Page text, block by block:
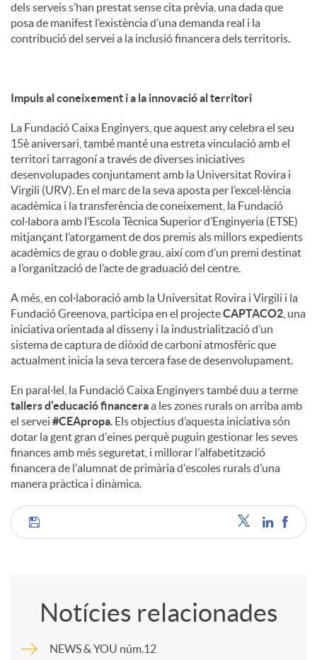
dels serveis s’han prestat sense cita prèvia, una dada que
posa de manifest l’existència d’una demanda real i la
contribució del servei a la inclusió financera dels territoris.
Impuls al coneixement i a la innovació al territori
La Fundació Caixa Enginyers, que aquest any celebra el seu
15è aniversari, també manté una estreta vinculació amb el
territori tarragoní a través de diverses iniciatives
desenvolupades conjuntament amb la Universitat Rovira i
Virgili (URV). En el marc de la seva aposta per l’excel·lència
acadèmica i la transferència de coneixement, la Fundació
col·labora amb l’Escola Tècnica Superior d’Enginyeria (ETSE)
mitjançant l’atorgament de dos premis als millors expedients
acadèmics de grau o doble grau, així com d’un premi destinat
a l’organització de l’acte de graduació del centre.
A més, en col·laboració amb la Universitat Rovira i Virgili i la
Fundació Greenova, participa en el projecteCAPTACO2 , una
iniciativa orientada al disseny i la industrialització d’un
sistema de captura de diòxid de carboni atmosfèric que
actualment inicia la seva tercera fase de desenvolupament.
En paral·lel, la Fundació Caixa Enginyers també duu a terme
tallers d’educació financeraa les zones rurals on arriba amb
el servei #CEApropa. Els objectius d’aquesta iniciativa són
dotar la gent gran d'eines perquè puguin gestionar les seves
finances amb més seguretat, i millorar l'alfabetització
financera de l'alumnat de primària d'escoles rurals d’una
manera pràctica i dinàmica.
C
m
Notícies relacionades
NEWS & YOU núm.12